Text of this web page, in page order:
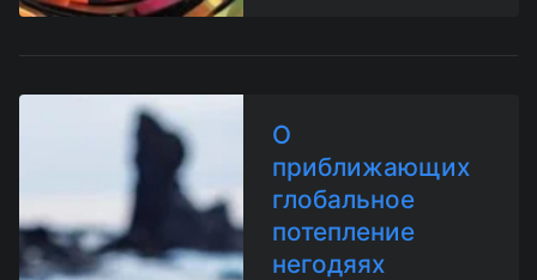
О
приближающих
глобальное
потепление
негодяях